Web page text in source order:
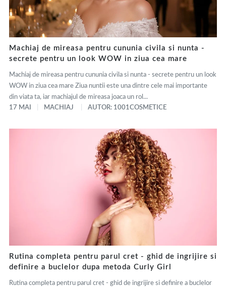
Machiaj de mireasa pentru cununia civila si nunta -
secrete pentru un look WOW in ziua cea mare
Machiaj de mireasa pentru cununia civila si nunta - secrete pentru un look
WOW in ziua cea mare Ziua nuntii este una dintre cele mai importante
din viata ta, iar machiajul de mireasa joaca un rol...
17 MAI
MACHIAJ AUTOR: 1001COSMETICE
Rutina completa pentru parul cret - ghid de ingrijire si
definire a buclelor dupa metoda Curly Girl
Rutina completa pentru parul cret - ghid de ingrijire si definire a buclelor